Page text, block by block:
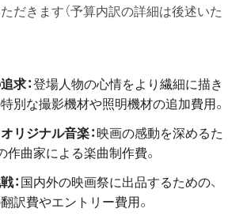
だきます（予算内訳の詳細は後述いた
求：登場人物の心情をより繊細に描き
別な撮影機材や照明機材の追加費用。
リジナル音楽：映画の感動を深めるた
作曲家による楽曲制作費。
：国内外の映画祭に出品するための、
訳費やエントリー費用。